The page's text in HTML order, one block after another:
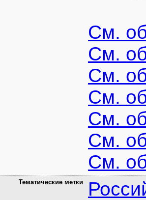
См.
См.
См.
См.
См.
См.
См.
Тематические метки